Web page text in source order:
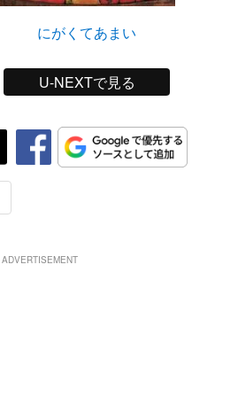
にがくてあまい
U-NEXTで見る
ADVERTISEMENT